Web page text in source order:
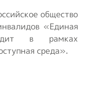
общество
«Единая
в рамках
среда».